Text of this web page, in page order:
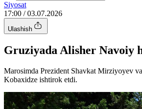
Siyosat
17:00 / 03.07.2026
Ulashish
Gruziyada Alisher Navoiy
Marosimda Prezident Shavkat Mirziyoyev
Kobaxidze ishtirok etdi.